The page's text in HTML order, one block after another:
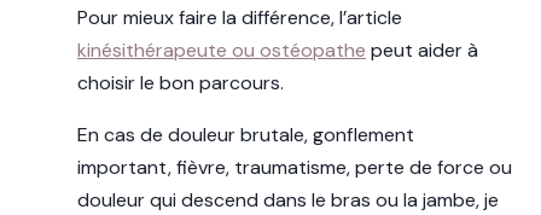
Pour mieux faire la différence, l’article
kinésithérapeute ou ostéopathe peut aider à
choisir le bon parcours.
En cas de douleur brutale, gonflement
important, fièvre, traumatisme, perte de force ou
douleur qui descend dans le bras ou la jambe, je